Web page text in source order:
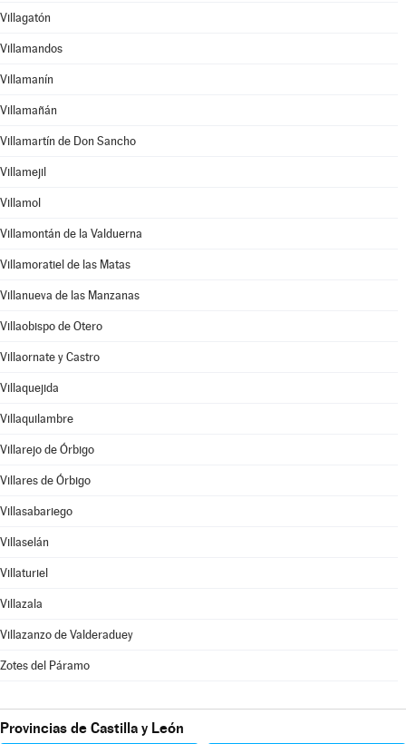
Villagatón
Villamandos
Villamanín
Villamañán
Villamartín de Don Sancho
Villamejil
Villamol
Villamontán de la Valduerna
Villamoratiel de las Matas
Villanueva de las Manzanas
Villaobispo de Otero
Villaornate y Castro
Villaquejida
Villaquilambre
Villarejo de Órbigo
Villares de Órbigo
Villasabariego
Villaselán
Villaturiel
Villazala
Villazanzo de Valderaduey
Zotes del Páramo
Provincias de Castilla y León